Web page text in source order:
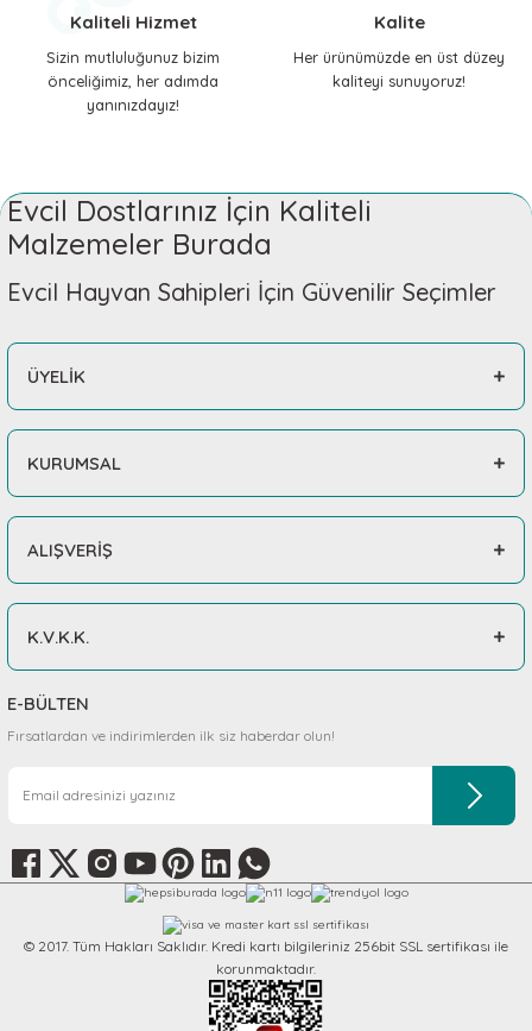
Kaliteli Hizmet
Sizin mutluluğunuz bizim
önceliğimiz, her adımda
yanınızdayız!
Kalite
Her ürünümüzde en üst düzey
kaliteyi sunuyoruz!
Evcil Dostlarınız İçin Kaliteli
Malzemeler Burada
Evcil Hayvan Sahipleri İçin Güvenilir Seçimler
ÜYELİK
KURUMSAL
ALIŞVERİŞ
K.V.K.K.
E-BÜLTEN
Fırsatlardan ve indirimlerden ilk siz haberdar olun!
© 2017. Tüm Hakları Saklıdır. Kredi kartı bilgileriniz 256bit SSL sertifikası ile
korunmaktadır.